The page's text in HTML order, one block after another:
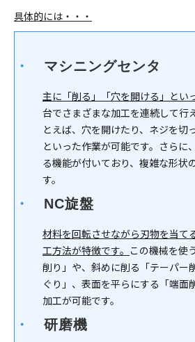
具体的には・・・
・ マシニングセンタ
主に「削る」「穴を開ける」とい
台でさまざまな加工を連続して行
とえば、穴を開けたり、ネジを切
といった作業が可能です。さらに
る機能が付いており、複雑な形状
す。
・ NC旋盤
材料を回転させながら刃物を当て
工方法が特徴です。 この機械を使
削り」や、斜めに削る「テーパー
ぐり」、表面を平らにする「端面
加工が可能です。
・ 研磨機